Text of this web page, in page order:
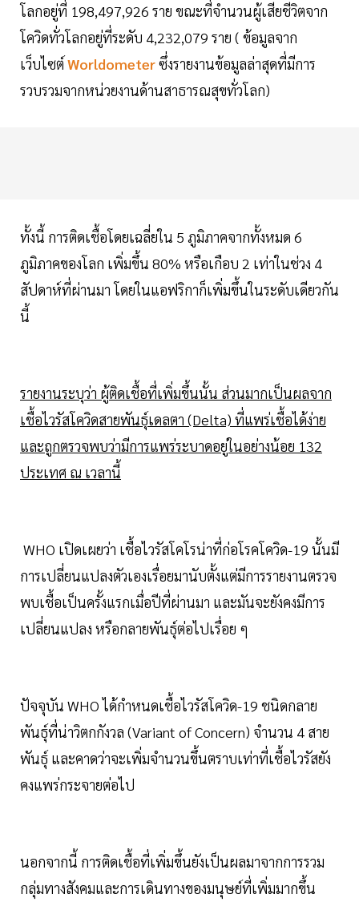
โลกอยู่ที่ 198,497,926 ราย ขณะที่จำนวนผู้เสียชีวิตจาก
โควิดทั่วโลกอยู่ที่ระดับ 4,232,079 ราย ( ข้อมูลจาก
เว็บไซต์ Worldometerซึ่งรายงานข้อมูลล่าสุดที่มีการ
รวบรวมจากหน่วยงานด้านสาธารณสุขทั่วโลก)
ทั้งนี้ การติดเชื้อโดยเฉลี่ยใน 5 ภูมิภาคจากทั้งหมด 6
ภูมิภาคของโลก เพิ่มขึ้น 80% หรือเกือบ 2 เท่าในช่วง 4
สัปดาห์ที่ผ่านมา โดยในแอฟริกาก็เพิ่มขึ้นในระดับเดียวกัน
นี้
รายงานระบุว่า ผู้ติดเชื้อที่เพิ่มขึ้นนั้น ส่วนมากเป็นผลจาก
เชื้อไวรัสโควิดสายพันธุ์เดลตา (Delta) ที่แพร่เชื้อได้ง่าย
และถูกตรวจพบว่ามีการแพร่ระบาดอยู่ในอย่างน้อย 132
ประเทศ ณ เวลานี้
WHO เปิดเผยว่า เชื้อไวรัสโคโรน่าที่ก่อโรคโควิด-19 นั้นมี
การเปลี่ยนแปลงตัวเองเรื่อยมานับตั้งแต่มีการรายงานตรวจ
พบเชื้อเป็นครั้งแรกเมื่อปีที่ผ่านมา และมันจะยังคงมีการ
เปลี่ยนแปลง หรือกลายพันธุ์ต่อไปเรื่อย ๆ
ปัจจุบัน WHO ได้กำหนดเชื้อไวรัสโควิด-19 ชนิดกลาย
พันธุ์ที่น่าวิตกกังวล (Variant of Concern) จำนวน 4 สาย
พันธุ์ และคาดว่าจะเพิ่มจำนวนขึ้นตราบเท่าที่เชื้อไวรัสยัง
คงแพร่กระจายต่อไป
นอกจากนี้ การติดเชื้อที่เพิ่มขึ้นยังเป็นผลมาจากการรวม
กลุ่มทางสังคมและการเดินทางของมนุษย์ที่เพิ่มมากขึ้น